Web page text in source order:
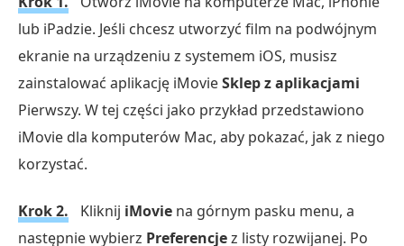
lub iPadzie. Jeśli chcesz utworzyć film na podwójnym
ekranie na urządzeniu z systemem iOS, musisz
zainstalować aplikację iMovieSklep z aplikacjami
Pierwszy. W tej części jako przykład przedstawiono
iMovie dla komputerów Mac, aby pokazać, jak z niego
korzystać.
Krok 2. Kliknij iMovie na górnym pasku menu, a
następnie wybierz Preferencjez listy rozwijanej. Po